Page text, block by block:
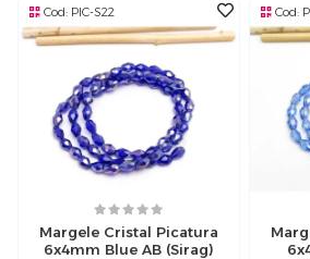
Cod: PIC-S22
Margele Cristal Picatura
6x4mm Blue AB (sirag)
Cod: